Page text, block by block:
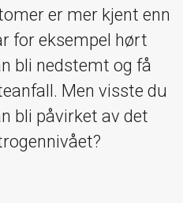
er mer kjent enn
for eksempel hørt
bli nedstemt og få
Men visste du
bli påvirket av det